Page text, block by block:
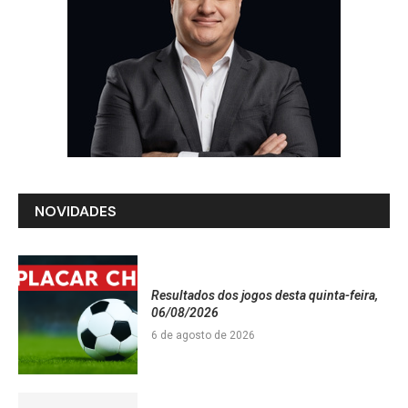
NOVIDADES
Resultados dos jogos desta quinta-feira,
06/08/2026
6 de agosto de 2026